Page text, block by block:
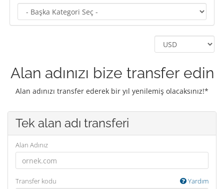
Alan adınızı bize transfer edin
Alan adınızı transfer ederek bir yıl yenilemiş olacaksınız!*
Tek alan adı transferi
Alan Adınız
Transfer kodu Yardım